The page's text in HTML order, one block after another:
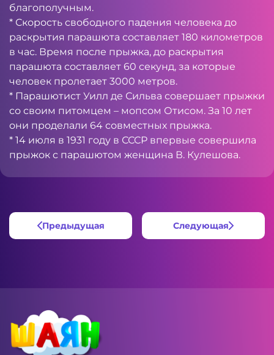
благополучным.
* Скорость свободного падения человека до
раскрытия парашюта составляет 180 километров
в час. Время после прыжка, до раскрытия
парашюта составляет 60 секунд, за которые
человек пролетает 3000 метров.
* Парашютист Уилл де Сильва совершает прыжки
со своим питомцем – мопсом Отисом. За 10 лет
они проделали 64 совместных прыжка.
* 14 июля в 1931 году в СССР впервые совершила
прыжок с парашютом женщина В. Кулешова.
Предыдущая Следующая